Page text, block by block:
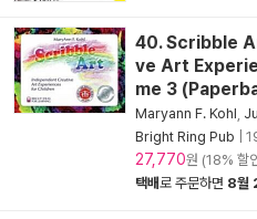
40. Scribble
ve Art
me 3
Maryann F. Kohl
Bright Ring Pub
27,770원 (18% 할
택배로 주문하면 8월